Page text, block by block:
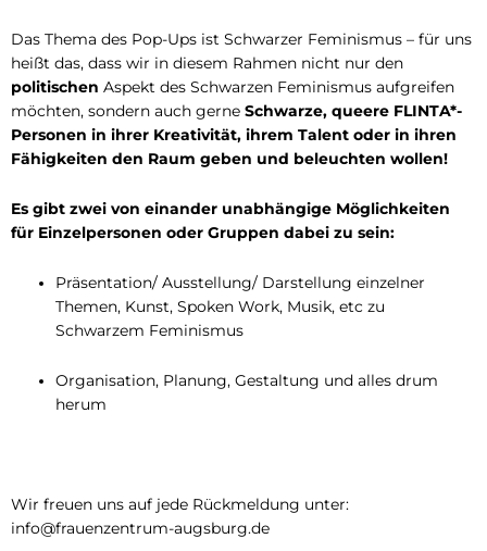
Das Thema des Pop-Ups ist Schwarzer Feminismus – für uns
heißt das, dass wir in diesem Rahmen nicht nur den
politischen Aspekt des Schwarzen Feminismus aufgreifen
möchten, sondern auch gerne Schwarze, queere FLINTA*-
Personen in ihrer Kreativität, ihrem Talent oder in ihren
Fähigkeiten den Raum geben und beleuchten wollen!
Es gibt zwei von einander unabhängige Möglichkeiten
für Einzelpersonen oder Gruppen dabei zu sein:
Präsentation/ Ausstellung/ Darstellung einzelner
Themen, Kunst, Spoken Work, Musik, etc zu
Schwarzem Feminismus
Organisation, Planung, Gestaltung und alles drum
herum
Wir freuen uns auf jede Rückmeldung unter:
info@frauenzentrum-augsburg.de